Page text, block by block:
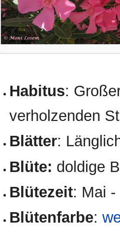
Habitus:
verholzenden
Blätter:
Blüte: doldige
Blütezeit: Mai
Blütenfarbe: